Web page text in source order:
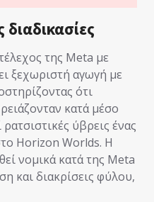
της Meta με
ξεχωριστή αγωγή με
ότι
κατά μέσο
ύβρεις ένας
Horizon Worlds. Η
νομικά κατά της Meta
και διακρίσεις φύλου,